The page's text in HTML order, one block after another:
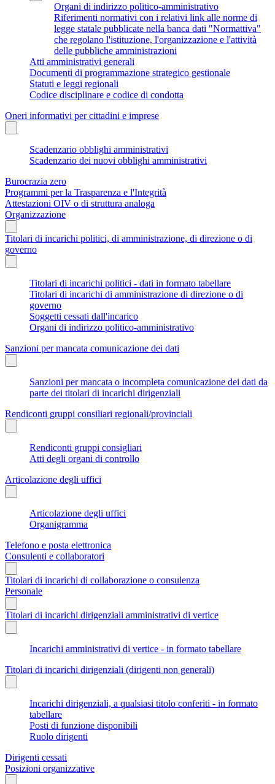
Organi di indirizzo politico-amministrativo
Riferimenti normativi con i relativi link alle norme di
legge statale pubblicate nella banca dati "Normattiva"
che regolano l'istituzione, l'organizzazione e l'attività
delle pubbliche amministrazioni
Atti amministrativi generali
Documenti di programmazione strategico gestionale
Statuti e leggi regionali
Codice disciplinare e codice di condotta
Oneri informativi per cittadini e imprese
Scadenzario obblighi amministrativi
Scadenzario dei nuovi obblighi amministrativi
Burocrazia zero
Programmi per la Trasparenza e l'Integrità
Attestazioni OIV o di struttura analoga
Organizzazione
Titolari di incarichi politici, di amministrazione, di direzione o di
governo
Titolari di incarichi politici - dati in formato tabellare
Titolari di incarichi di amministrazione di direzione o di
governo
Soggetti cessati dall'incarico
Organi di indirizzo politico-amministrativo
Sanzioni per mancata comunicazione dei dati
Sanzioni per mancata o incompleta comunicazione dei dati da
parte dei titolari di incarichi dirigenziali
Rendiconti gruppi consiliari regionali/provinciali
Rendiconti gruppi consigliari
Atti degli organi di controllo
Articolazione degli uffici
Articolazione degli uffici
Organigramma
Telefono e posta elettronica
Consulenti e collaboratori
Titolari di incarichi di collaborazione o consulenza
Personale
Titolari di incarichi dirigenziali amministrativi di vertice
Incarichi amministrativi di vertice - in formato tabellare
Titolari di incarichi dirigenziali (dirigenti non generali)
Incarichi dirigenziali, a qualsiasi titolo conferiti - in formato
tabellare
Posti di funzione disponibili
Ruolo dirigenti
Dirigenti cessati
Posizioni organizzative